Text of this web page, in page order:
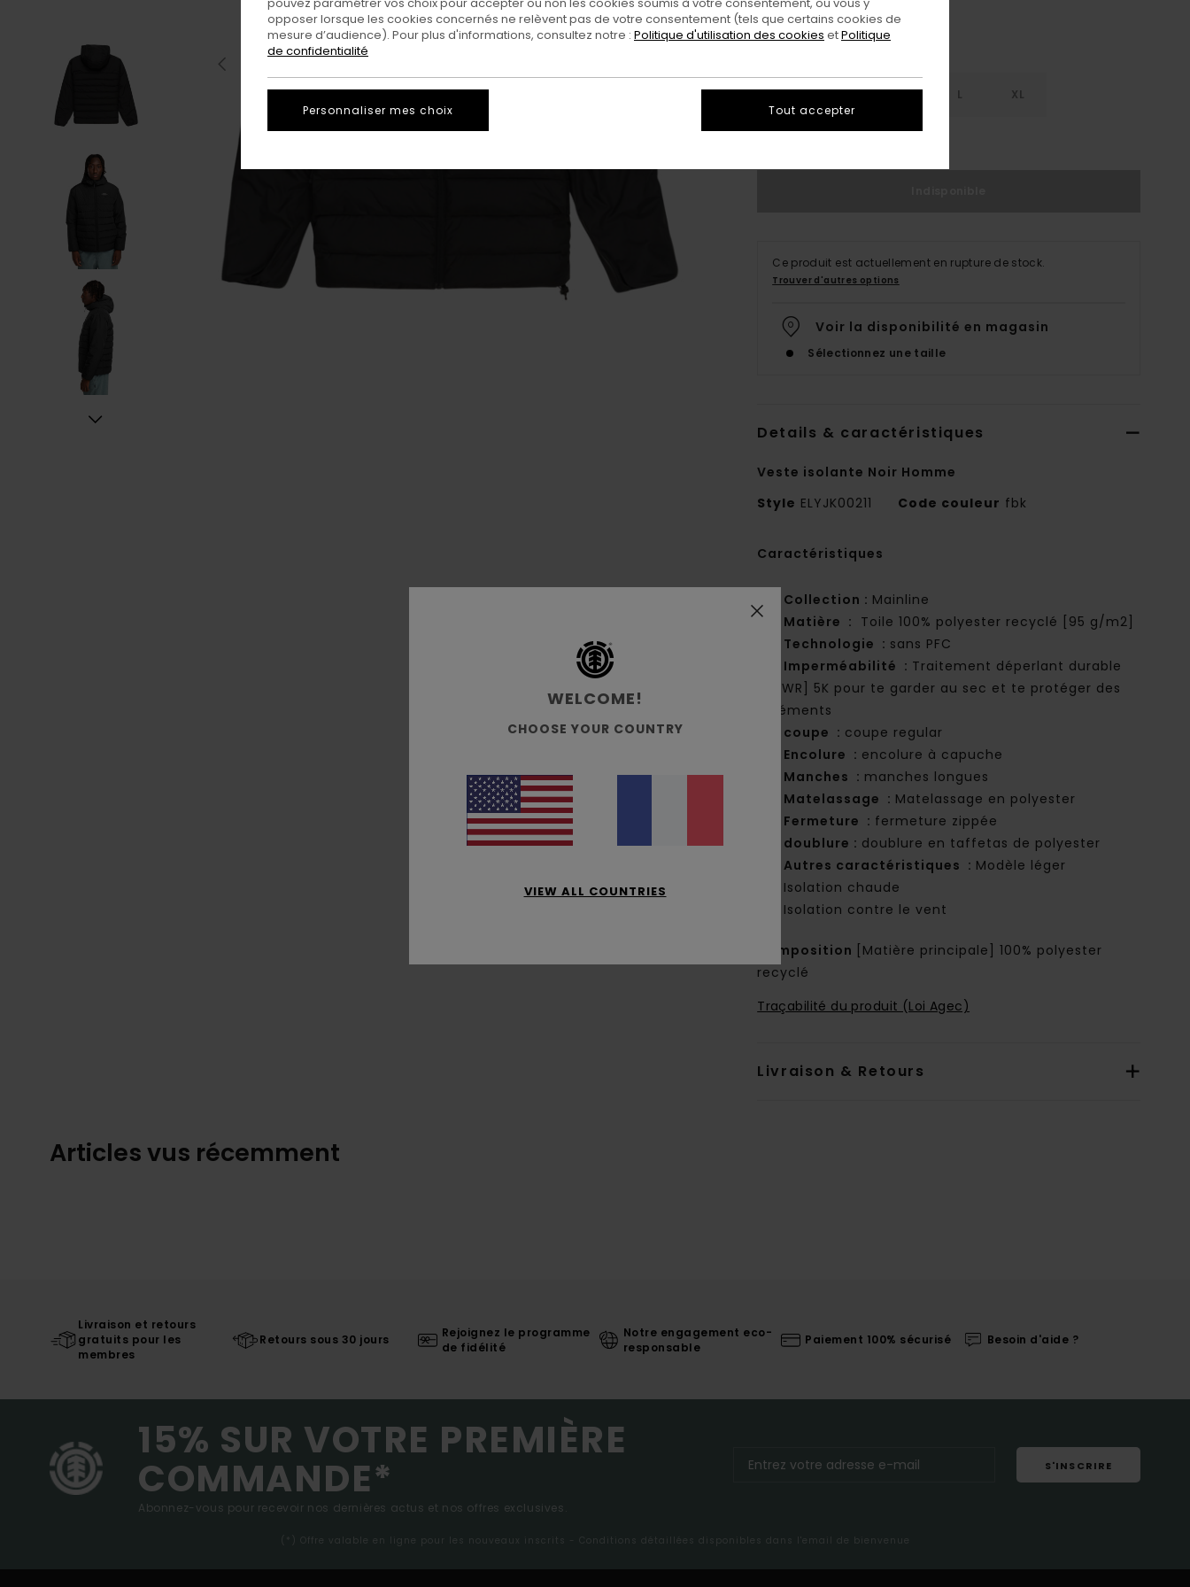
XS S M L XL
Ce produit est actuellement en rupture de stock.
Trouver d'autres options
Voir la disponibilité en magasin
Sélectionnez une taille
Details & caractéristiques
Veste isolante Noir Homme
Style ELYJK00211 Code couleur fbk
Caractéristiques
Collection : Mainline
Matière : Toile 100% polyester recyclé [95 g/m2]
Technologie : sans PFC
Imperméabilité : Traitement déperlant durable
[DWR] 5K pour te garder au sec et te protéger des
éléments
coupe : coupe regular
Encolure : encolure à capuche
Manches : manches longues
Matelassage : Matelassage en polyester
Fermeture : fermeture zippée
doublure : doublure en taffetas de polyester
Autres caractéristiques : Modèle léger
Isolation chaude
Isolation contre le vent
Composition
[Matière principale] 100% polyester
recyclé
Traçabilité du produit (Loi Agec)
Livraison & Retours
Articles vus récemment
Livraison et retours
gratuits pour les
membres
Retours sous 30 jours
Rejoignez le programme
de fidélité
Notre engagement eco-
responsable
Paiement 100% sécurisé Besoin d'aide ?
15% SUR VOTRE PREMIÈRE
COMMANDE*
Abonnez-vous pour recevoir nos dernières actus et nos offres exclusives.
S'INSCRIRE
(*) Offre valable en ligne pour les nouveaux inscrits - Conditions détaillées disponibles dans l'email de bienvenue
WELCOME!
CHOOSE YOUR COUNTRY
VIEW ALL COUNTRIES
opposer lorsque les cookies concernés ne relèvent pas de votre consentement (tels que certains cookies de
mesure d’audience). Pour plus d'informations, consultez notre : Politique d'utilisation des cookies etPolitique
de confidentialité
Personnaliser mes choix Tout accepter